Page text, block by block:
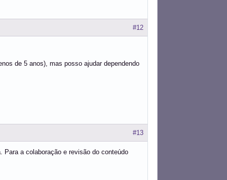
#12
de 5 anos), mas posso ajudar dependendo
#13
a colaboração e revisão do conteúdo